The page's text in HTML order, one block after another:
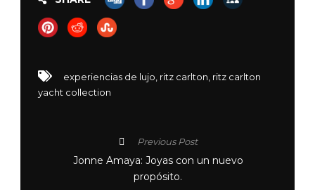
experiencias de lujo ritz carlton ritz carlton
yacht collection
Previous Post
Jonne Amaya: Joyas con un nuevo
propósito.